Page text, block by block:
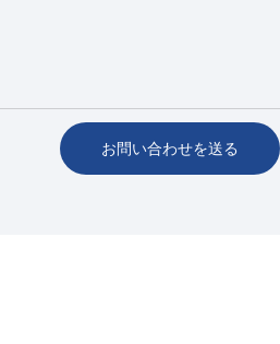
お問い合わせを送る